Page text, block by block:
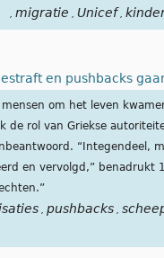
migratie Unicef
en pushbacks
om het leven
de rol van Griekse
“Integendeel,
en vervolgd,” benadrukt
pushbacks